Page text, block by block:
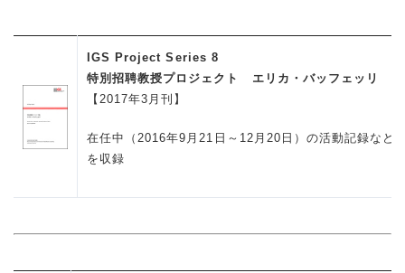
IGS Project Series 8
特別招聘教授プロジェクト エリカ・バッフェッリ
【2017年3月刊】
在任中（2016年9月21日～12月20日）の活動記録など
を収録